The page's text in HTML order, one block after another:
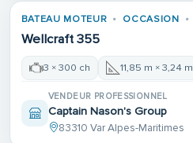
BATEAU MOTEUR OCCASION
Wellcraft 355
3 × 300 ch 11,85 m × 3,24 m
VENDEUR PROFESSIONNEL
Captain Nason's Group
83310 Var Alpes-Maritimes